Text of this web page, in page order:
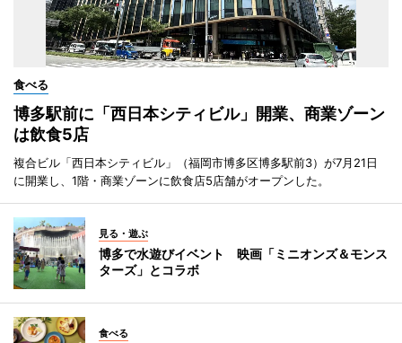
食べる
博多駅前に「西日本シティビル」開業、商業ゾーン
は飲食5店
複合ビル「西日本シティビル」（福岡市博多区博多駅前3）が7月21日
に開業し、1階・商業ゾーンに飲食店5店舗がオープンした。
見る・遊ぶ
博多で水遊びイベント 映画「ミニオンズ＆モンス
ターズ」とコラボ
食べる